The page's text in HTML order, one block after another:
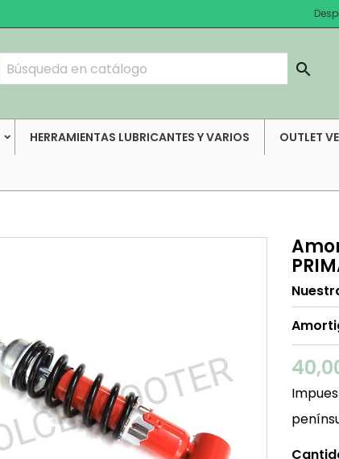

HERRAMIENTAS LUBRICANTES Y VARIOS OUTLET